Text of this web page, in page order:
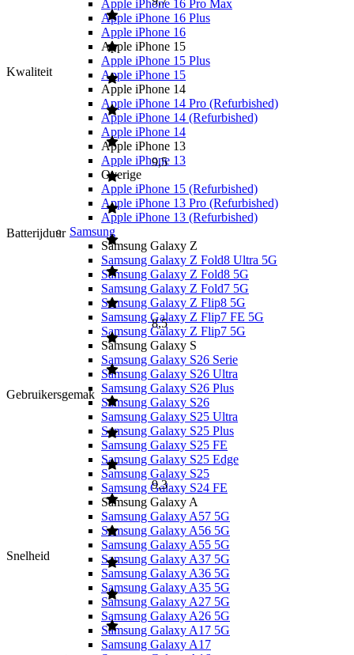
Apple iPhone 16 Pro Max
Apple iPhone 16 Plus
Apple iPhone 16
Apple iPhone 15
Apple iPhone 15 Plus
Apple iPhone 15
Apple iPhone 14
Apple iPhone 14 Pro (Refurbished)
Apple iPhone 14 (Refurbished)
Apple iPhone 14
Apple iPhone 13
Apple iPhone 13
Overige
Apple iPhone 15 (Refurbished)
Apple iPhone 13 Pro (Refurbished)
Apple iPhone 13 (Refurbished)
Samsung
Samsung Galaxy Z
Samsung Galaxy Z Fold8 Ultra 5G
Samsung Galaxy Z Fold8 5G
Samsung Galaxy Z Fold7 5G
Samsung Galaxy Z Flip8 5G
Samsung Galaxy Z Flip7 FE 5G
Samsung Galaxy Z Flip7 5G
Samsung Galaxy S
Samsung Galaxy S26 Serie
Samsung Galaxy S26 Ultra
Samsung Galaxy S26 Plus
Samsung Galaxy S26
Samsung Galaxy S25 Ultra
Samsung Galaxy S25 Plus
Samsung Galaxy S25 FE
Samsung Galaxy S25 Edge
Samsung Galaxy S25
Samsung Galaxy S24 FE
Samsung Galaxy A
Samsung Galaxy A57 5G
Samsung Galaxy A56 5G
Samsung Galaxy A55 5G
Samsung Galaxy A37 5G
Samsung Galaxy A36 5G
Samsung Galaxy A35 5G
Samsung Galaxy A27 5G
Samsung Galaxy A26 5G
Samsung Galaxy A17 5G
Samsung Galaxy A17
Kwaliteit
Batterijduur
9,5
Gebruikersgemak
8,5
Snelheid
9,3